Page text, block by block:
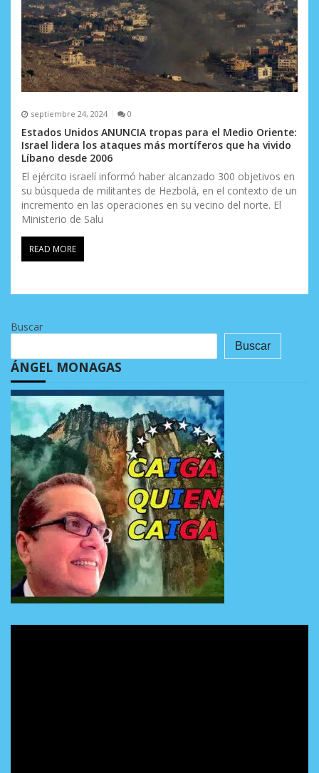
septiembre 24, 2024 0
Estados Unidos ANUNCIA tropas para el Medio Oriente:
Israel lidera los ataques más mortíferos que ha vivido
Líbano desde 2006
El ejército israelí informó haber alcanzado 300 objetivos en
su búsqueda de militantes de Hezbolá, en el contexto de un
incremento en las operaciones en su vecino del norte. El
Ministerio de Salu
READ MORE
Buscar
Buscar
ÁNGEL MONAGAS